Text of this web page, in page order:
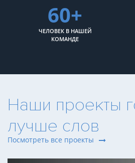
60+
ЧЕЛОВЕК В НАШЕЙ
КОМАНДЕ
Наши проекты
лучше слов
Посмотреть все проекты